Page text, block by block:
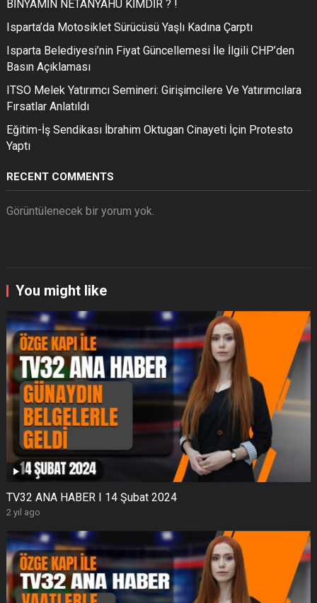
BİNYAMİN NETANYAHU KİMDİR ? !
Isparta’da Motosiklet Sürücüsü Yaşlı Kadına Çarptı
Isparta Belediyesi’nin Fiyat Güncellemesi İle İlgili CHP’den
Basın Açıklaması
ITSO Melek Yatırımcı Semineri: Girişimcilere Ve Yatırımcılara
Fırsatlar Anlatıldı
Eğitim-İş Sendikası İbrahim Oktugan Cinayeti İçin Protesto
Yaptı
RECENT COMMENTS
Görüntülenecek bir yorum yok.
You might like
TV32 ANA HABER I 14 Şubat 2024
2 yıl ago